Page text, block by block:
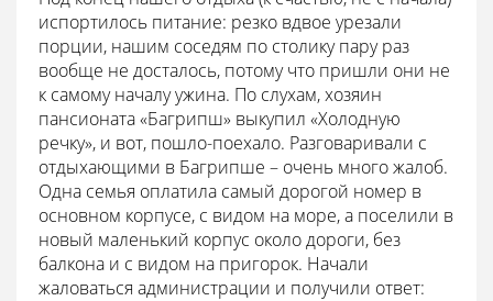
испортилось питание: резко вдвое урезали
порции, нашим соседям по столику пару раз
вообще не досталось, потому что пришли они не
к самому началу ужина. По слухам, хозяин
пансионата «Багрипш» выкупил «Холодную
речку», и вот, пошло-поехало. Разговаривали с
отдыхающими в Багрипше – очень много жалоб.
Одна семья оплатила самый дорогой номер в
основном корпусе, с видом на море, а поселили в
новый маленький корпус около дороги, без
балкона и с видом на пригорок. Начали
жаловаться администрации и получили ответ: